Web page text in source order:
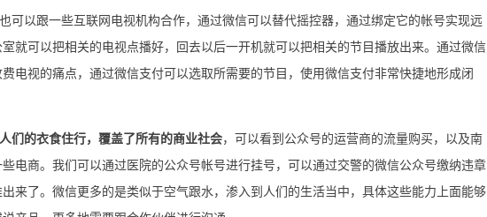
以跟一些互联网电视机构合作，通过微信可以替代摇控器，通过绑定它的帐号实现远
就可以把相关的电视点播好，回去以后一开机就可以把相关的节目播放出来。通过微信
电视的痛点，通过微信支付可以选取所需要的节目，使用微信支付非常快捷地形成闭
们的衣食住行，覆盖了所有的商业社会，可以看到公众号的运营商的流量购买，以及南
电商。我们可以通过医院的公众号帐号进行挂号，可以通过交警的微信公众号缴纳违章
来了。微信更多的是类似于空气跟水，渗入到人们的生活当中，具体这些能力上面能够